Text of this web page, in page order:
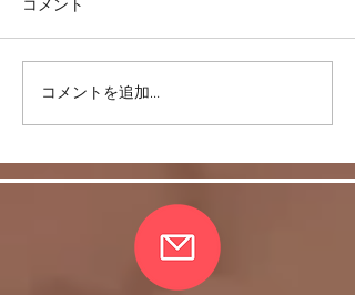
上達しないなーと嘆く前
に・・・
コメント
コメントを追加…